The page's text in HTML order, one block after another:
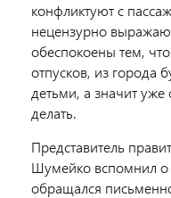
конфликтуют с
нецензурно
обеспокоены тем,
отпусков, из города
детьми, а значит
делать.
Представитель
Шумейко вспомнил о
обращался